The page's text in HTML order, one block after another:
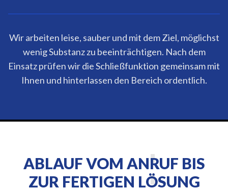
Wir arbeiten leise, sauber und mit dem Ziel, möglichst
wenig Substanz zu beeinträchtigen. Nach dem
Einsatz prüfen wir die Schließfunktion gemeinsam mit
Ihnen und hinterlassen den Bereich ordentlich.
ABLAUF VOM ANRUF BIS
ZUR FERTIGEN LÖSUNG